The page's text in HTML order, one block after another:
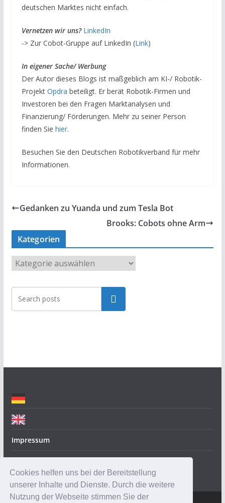
Cookies helfen uns bei der Bereitstellung
unserer Inhalte und Dienste. Durch die weitere
Nutzung der Webseite stimmen Sie der
deutschen Marktes nicht einfach.
Vernetzen wir uns? LinkedIn
-> Zur Cobot-Gruppe auf LinkedIn (Link)
In eigener Sache/ Werbung
Der Autor dieses Blogs ist maßgeblich am KI-/ Robotik-
Projekt Opdra beteiligt. Er berät Robotik-Firmen und
Investoren bei den Fragen Marktanalysen und
Finanzierung/ Förderungen. Mehr zu seiner Person
finden Sie hier.
Besuchen Sie den Deutschen Robotikverband für mehr
Informationen.
Gedanken zu Yuanda und zum Tesla Bot
Brooks: Cobots ohne Arm
Kategorien
a
t
g
Suchen
Impressum